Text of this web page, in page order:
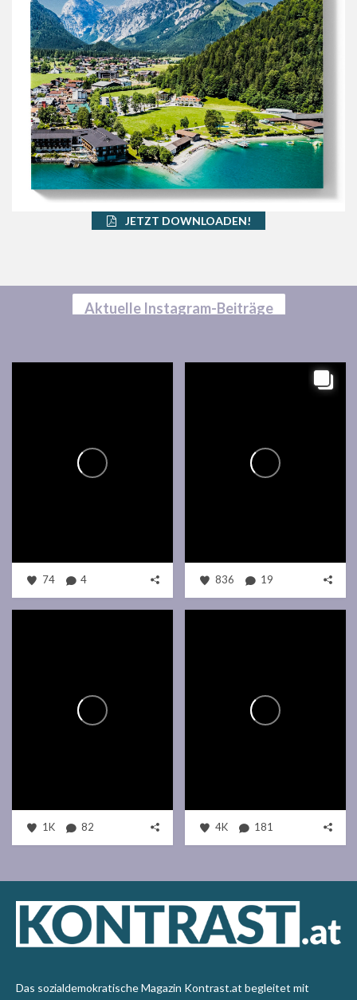
JETZT DOWNLOADEN!
Aktuelle Instagram-Beiträge
74 4 836 19
1K 82 4K 181
Das sozialdemokratische Magazin Kontrast.at begleitet mit